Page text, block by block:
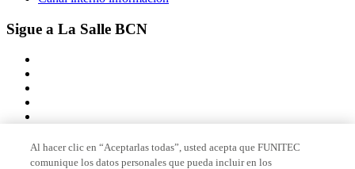
Sigue a La Salle BCN
Al hacer clic en “Aceptarlas todas”, usted acepta que FUNITEC
comunique los datos personales que pueda incluir en los